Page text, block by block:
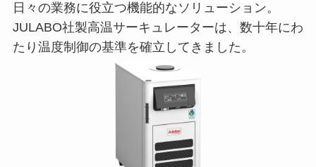
日々の業務に役立つ機能的なソリューション。
JULABO社製高温サーキュレーターは、数十年にわ
たり温度制御の基準を確立してきました。